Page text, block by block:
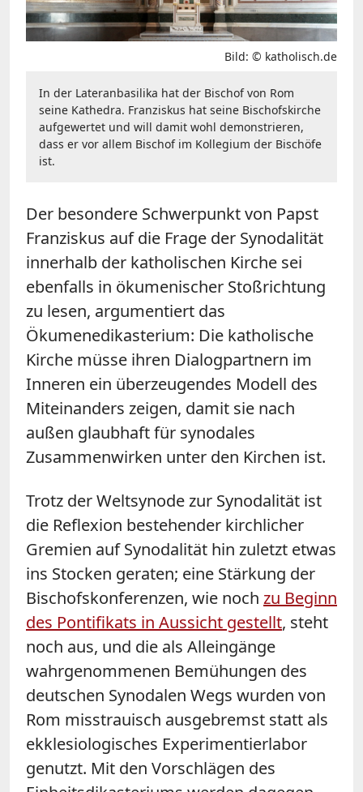
Bild: © katholisch.de
In der Lateranbasilika hat der Bischof von Rom
seine Kathedra. Franziskus hat seine Bischofskirche
aufgewertet und will damit wohl demonstrieren,
dass er vor allem Bischof im Kollegium der Bischöfe
ist.
Der besondere Schwerpunkt von Papst
Franziskus auf die Frage der Synodalität
innerhalb der katholischen Kirche sei
ebenfalls in ökumenischer Stoßrichtung
zu lesen, argumentiert das
Ökumenedikasterium: Die katholische
Kirche müsse ihren Dialogpartnern im
Inneren ein überzeugendes Modell des
Miteinanders zeigen, damit sie nach
außen glaubhaft für synodales
Zusammenwirken unter den Kirchen ist.
Trotz der Weltsynode zur Synodalität ist
die Reflexion bestehender kirchlicher
Gremien auf Synodalität hin zuletzt etwas
ins Stocken geraten; eine Stärkung der
Bischofskonferenzen, wie noch zu Beginn
des Pontifikats in Aussicht gestellt, steht
noch aus, und die als Alleingänge
wahrgenommenen Bemühungen des
deutschen Synodalen Wegs wurden von
Rom misstrauisch ausgebremst statt als
ekklesiologisches Experimentierlabor
genutzt. Mit den Vorschlägen des